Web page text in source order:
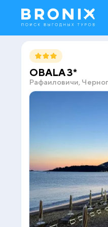
OBALA 3*
Рафаиловичи,